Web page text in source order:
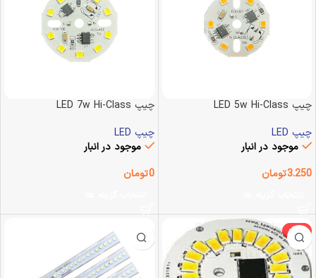
چیپ LED 5w Hi-Class
چیپ LED
موجود در انبار
3.250تومان
چیپ LED 7w Hi-Class
چیپ LED
موجود در انبار
0تومان
-29%